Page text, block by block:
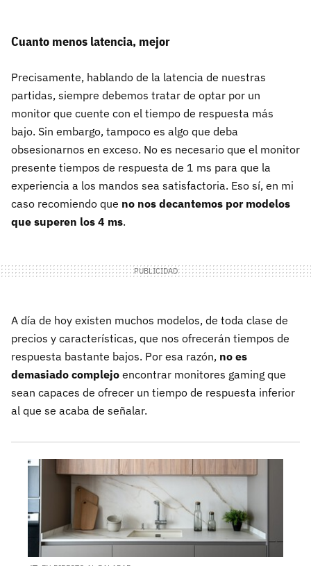
Cuanto menos latencia, mejor
Precisamente, hablando de la latencia de nuestras
partidas, siempre debemos tratar de optar por un
monitor que cuente con el tiempo de respuesta más
bajo. Sin embargo, tampoco es algo que deba
obsesionarnos en exceso. No es necesario que el monitor
presente tiempos de respuesta de 1 ms para que la
experiencia a los mandos sea satisfactoria. Eso sí, en mi
caso recomiendo que no nos decantemos por modelos
que superen los 4 ms.
A día de hoy existen muchos modelos, de toda clase de
precios y características, que nos ofrecerán tiempos de
respuesta bastante bajos. Por esa razón, no es
demasiado complejo encontrar monitores gaming que
sean capaces de ofrecer un tiempo de respuesta inferior
al que se acaba de señalar.